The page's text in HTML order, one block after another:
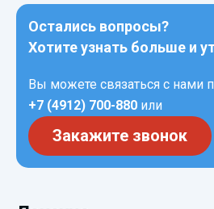
Остались вопросы?
Хотите узнать больше и
Вы можете связаться с нами
+7 (4912) 700-880 или
Закажите звонок